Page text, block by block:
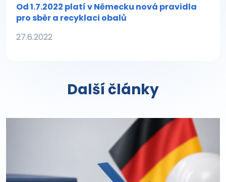
Od 1.7.2022 platí v Německu nová pravidla
pro sběr a recyklaci obalů
27.6.2022
Další články